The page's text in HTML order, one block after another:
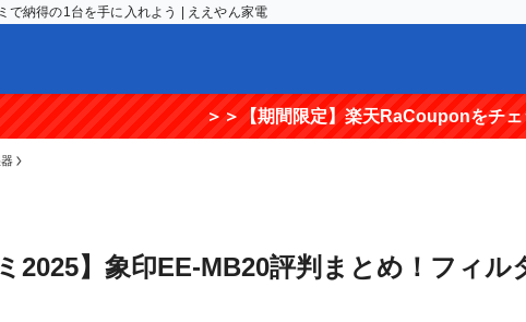
で納得の1台を手に入れよう | ええやん家電
＞＞【期間限定】楽天RaCouponをチェックして割引
ミ2025】象印EE-MB20評判まとめ！フィ